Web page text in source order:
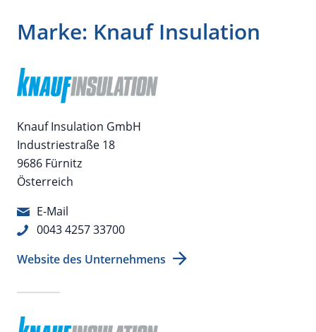
Marke: Knauf Insulation
Knauf Insulation GmbH
Industriestraße 18
9686 Fürnitz
Österreich
E-Mail
0043 4257 33700
Website des Unternehmens